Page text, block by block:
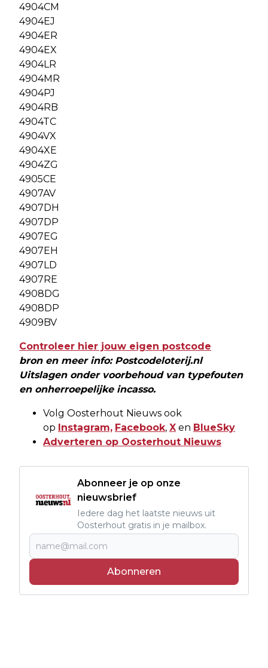
4904CM
4904EJ
4904ER
4904EX
4904LR
4904MR
4904PJ
4904RB
4904TC
4904VX
4904XE
4904ZG
4905CE
4907AV
4907DH
4907DP
4907EG
4907EH
4907LD
4907RE
4908DG
4908DP
4909BV
Controleer hier jouw eigen postcode
bron en meer info: Postcodeloterij.nl
Uitslagen onder voorbehoud van typefouten
en onherroepelijke incasso.
Volg Oosterhout Nieuws ook
op Instagram, Facebook, X en BlueSky
Adverteren op Oosterhout Nieuws
Abonneer je op onze
nieuwsbrief
Iedere dag het laatste nieuws uit
Oosterhout gratis in je mailbox.
Abonneren